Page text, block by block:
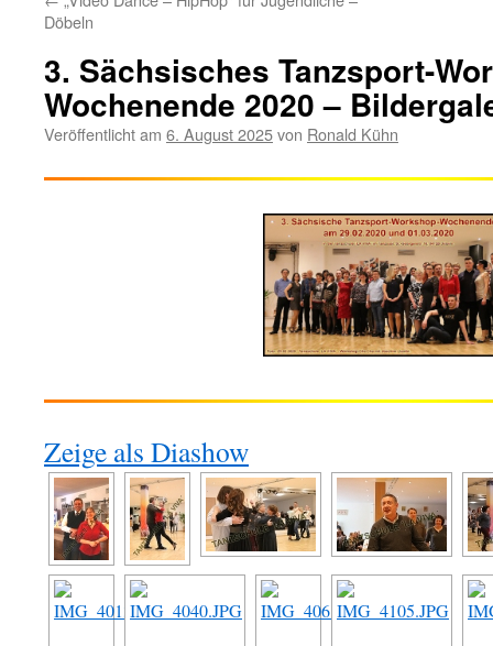
Döbeln
3. Sächsisches Tanzsport-
Wochenende 2020 –
Veröffentlicht am 6. August 2025von Ronald Kühn
Zeige als Diashow